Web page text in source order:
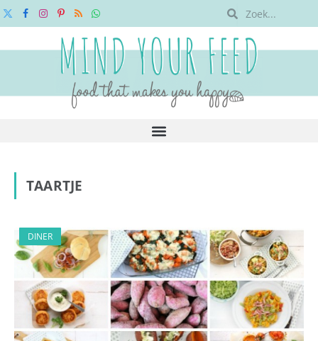
X
FacebookInstagram
Pinterest
RSSWhatsApp
TAARTJE
DINER